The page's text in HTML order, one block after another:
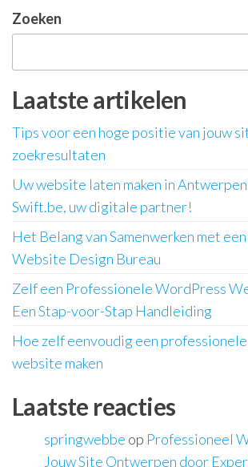
Zoeken
Laatste artikelen
Tips voor een hoge positie van jouw
zoekresultaten
Uw website laten maken in
Swift.be, uw digitale partner!
Het Belang van Samenwerken met
Website Design Bureau
Zelf een Professionele WordPress
Een Stap-voor-Stap Handleiding
Hoe zelf eenvoudig een
website maken
Laatste reacties
springwebbe op Professioneel
Jouw Site Ontwerpen door